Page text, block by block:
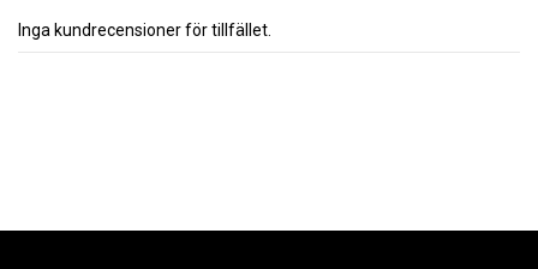
Inga kundrecensioner för tillfället.